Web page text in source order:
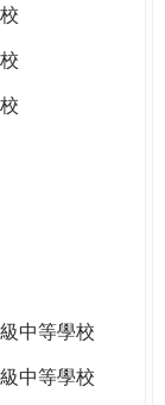
中等學校
中等學校